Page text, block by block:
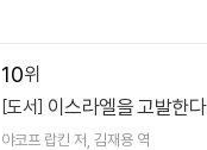
10
[도서] 이스라엘을 고발한다
야코프 랍킨 저 김재용 역